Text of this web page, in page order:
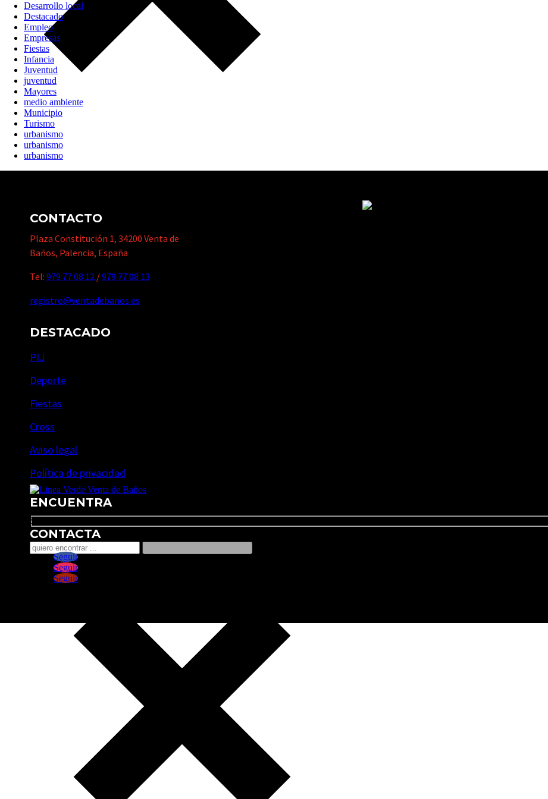
Desarrollo local
Destacado
Empleo
Empresas
Fiestas
Infancia
Juventud
juventud
Mayores
medio ambiente
Municipio
Turismo
urbanismo
urbanismo
urbanismo
CONTACTO
Plaza Constitución 1, 34200 Venta de
Baños, Palencia, España
Tel: 979 77 08 12 /979 77 08 13
registro@ventadebanos.es
DESTACADO
PIJ
Deporte
Fiestas
Cross
Aviso legal
Política de privacidad
ENCUENTRA
Search
CONTACTA
Seguir
Seguir
Seguir